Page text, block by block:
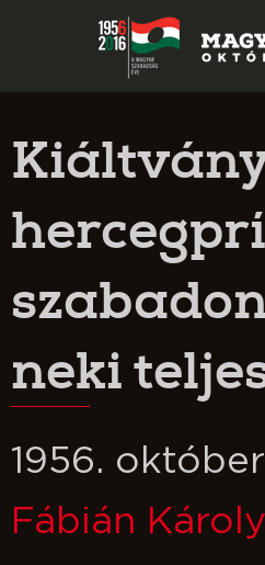
neki
1956. október
Fábián Károly